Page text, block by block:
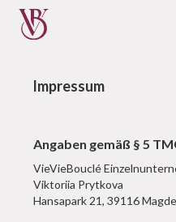
Impressum
Angaben gemäß § 5
VieVieBouclé
Viktoriia Prytkova
Hansapark 21, 39116